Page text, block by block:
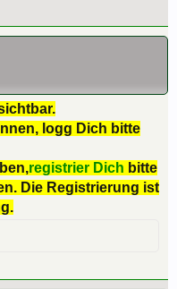
logg Dich bitte
registrier Dich bitte
Die Registrierung ist